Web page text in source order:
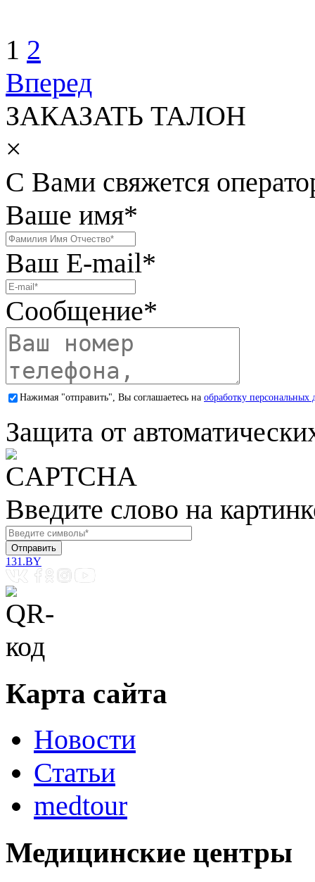
1 2
Вперед
ЗАКАЗАТЬ ТАЛОН
×
С Вами свяжется
Ваше имя*
Ваш E-mail*
Сообщение*
Нажимая "отправить", Вы соглашаетесь на обработку персональных
Защита от
Введите слово на
131.BY
Карта сайта
Новости
Статьи
medtour
Медицинские центры